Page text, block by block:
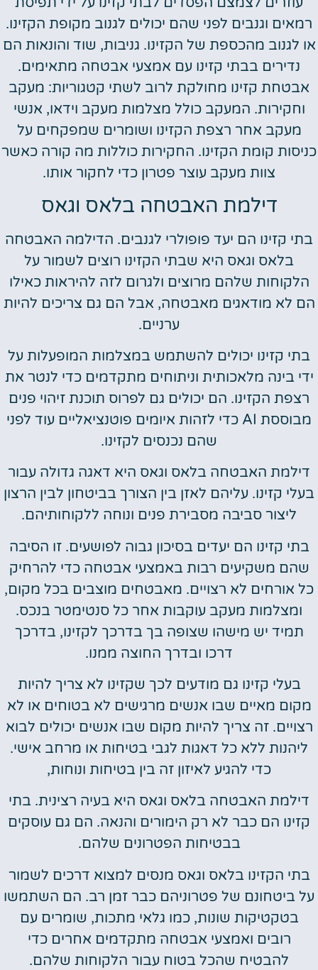
רמאים וגנבים לפני שהם יכולים לגנוב מקופת הקזינו.
או לגנוב מהכספת של הקזינו. גניבות, שוד והונאות הם
נדירים בבתי קזינו עם אמצעי אבטחה מתאימים.
אבטחת קזינו מחולקת לרוב לשתי קטגוריות: מעקב
וחקירות. המעקב כולל מצלמות מעקב וידאו, אנשי
מעקב אחר רצפת הקזינו ושומרים שמפקחים על
כניסות קומת הקזינו. החקירות כוללות מה קורה כאשר
צוות מעקב עוצר פטרון כדי לחקור אותו.
דילמת האבטחה בלאס וגאס
בתי קזינו הם יעד פופולרי לגנבים. הדילמה האבטחה
בלאס וגאס היא שבתי הקזינו רוצים לשמור על
הלקוחות שלהם מרוצים ולגרום לזה להיראות כאילו
הם לא מודאגים מאבטחה, אבל הם גם צריכים להיות
ערניים.
בתי קזינו יכולים להשתמש במצלמות המופעלות על
ידי בינה מלאכותית וניתוחים מתקדמים כדי לנטר את
רצפת הקזינו. הם יכולים גם לפרוס תוכנת זיהוי פנים
מבוססת AI כדי לזהות איומים פוטנציאליים עוד לפני
שהם נכנסים לקזינו.
דילמת האבטחה בלאס וגאס היא דאגה גדולה עבור
בעלי קזינו. עליהם לאזן בין הצורך בביטחון לבין הרצון
ליצור סביבה מסבירת פנים ונוחה ללקוחותיהם.
בתי קזינו הם יעדים בסיכון גבוה לפושעים. זו הסיבה
שהם משקיעים רבות באמצעי אבטחה כדי להרחיק
כל אורחים לא רצויים. מאבטחים מוצבים בכל מקום,
ומצלמות מעקב עוקבות אחר כל סנטימטר בנכס.
תמיד יש מישהו שצופה בך בדרכך לקזינו, בדרכך
דרכו ובדרך החוצה ממנו.
בעלי קזינו גם מודעים לכך שקזינו לא צריך להיות
מקום מאיים שבו אנשים מרגישים לא בטוחים או לא
רצויים. זה צריך להיות מקום שבו אנשים יכולים לבוא
ליהנות ללא כל דאגות לגבי בטיחות או מרחב אישי.
כדי להגיע לאיזון זה בין בטיחות ונוחות,
דילמת האבטחה בלאס וגאס היא בעיה רצינית. בתי
קזינו הם כבר לא רק הימורים והנאה. הם גם עוסקים
בבטיחות הפטרונים שלהם.
בתי הקזינו בלאס וגאס מנסים למצוא דרכים לשמור
על ביטחונם של פטרוניהם כבר זמן רב. הם השתמשו
בטקטיקות שונות, כמו גלאי מתכות, שומרים עם
רובים ואמצעי אבטחה מתקדמים אחרים כדי
להבטיח שהכל בטוח עבור הלקוחות שלהם.